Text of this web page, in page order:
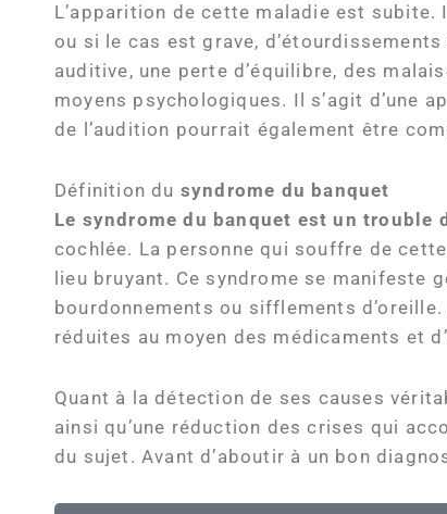
L’apparition de cette maladie est subite.
ou si le cas est grave,
auditive, une perte d’équilibre, des
moyens psychologiques. Il s’agit d’une
de l’audition pourrait également être
Définition du syndrome du banquet
Le syndrome du banquet est un trouble
cochlée. La personne qui souffre de
lieu bruyant. Ce syndrome se manifeste
bourdonnements ou sifflements
réduites au moyen des médicaments et
Quant à la détection de ses causes
ainsi qu’une réduction des crises qui
du sujet. Avant d’aboutir à un bon